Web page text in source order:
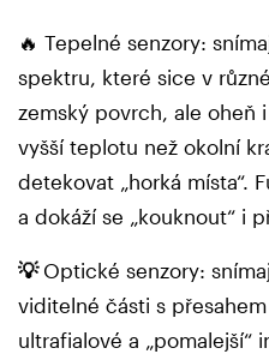
🔥 Tepelné senzory:
spektru, které sice v
zemský povrch, ale oheň
vyšší teplotu než okolní
detekovat „horká místa“.
a dokáží se „kouknout“ i
💡 Optické senzory:
viditelné části s
ultrafialové a „pomalejší“